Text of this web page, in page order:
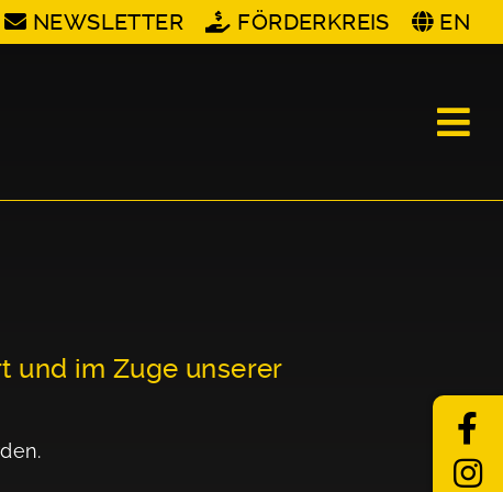
NEWSLETTER FÖRDERKREIS EN
und im Zuge unserer